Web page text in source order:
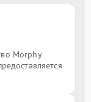
Morphy